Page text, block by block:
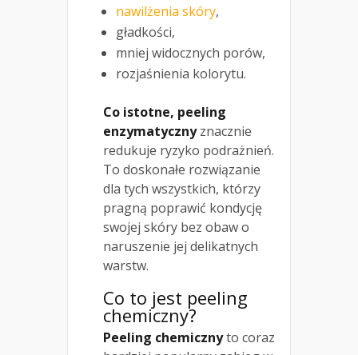
nawilżenia skóry,
gładkości,
mniej widocznych porów,
rozjaśnienia kolorytu.
Co istotne, peeling
enzymatycznyznacznie
redukuje ryzyko podrażnień.
To doskonałe rozwiązanie
dla tych wszystkich, którzy
pragną poprawić kondycję
swojej skóry bez obaw o
naruszenie jej delikatnych
warstw.
Co to jest peeling
chemiczny?
Peeling chemicznyto coraz